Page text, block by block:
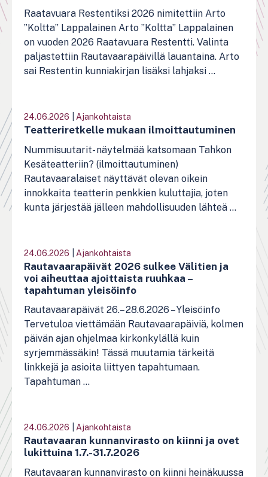
Raatavuara Restentiksi 2026 nimitettiin Arto
”Koltta” Lappalainen Arto ”Koltta” Lappalainen
on vuoden 2026 Raatavuara Restentti. Valinta
paljastettiin Rautavaarapäivillä lauantaina. Arto
sai Restentin kunniakirjan lisäksi lahjaksi ...
24.06.2026 Ajankohtaista
Teatteriretkelle mukaan ilmoittautuminen
Nummisuutarit- näytelmää katsomaan Tahkon
Kesäteatteriin? (ilmoittautuminen)
Rautavaaralaiset näyttävät olevan oikein
innokkaita teatterin penkkien kuluttajia, joten
kunta järjestää jälleen mahdollisuuden lähteä ...
24.06.2026 Ajankohtaista
Rautavaarapäivät 2026 sulkee Välitien ja
voi aiheuttaa ajoittaista ruuhkaa –
tapahtuman yleisöinfo
Rautavaarapäivät 26.– 28.6.2026 – Yleisöinfo
Tervetuloa viettämään Rautavaarapäiviä, kolmen
päivän ajan ohjelmaa kirkonkylällä kuin
syrjemmässäkin! Tässä muutamia tärkeitä
linkkejä ja asioita liittyen tapahtumaan.
Tapahtuman ...
24.06.2026 Ajankohtaista
Rautavaaran kunnanvirasto on kiinni ja ovet
lukittuina 1.7.-31.7.2026
Rautavaaran kunnanvirasto on kiinni heinäkuussa